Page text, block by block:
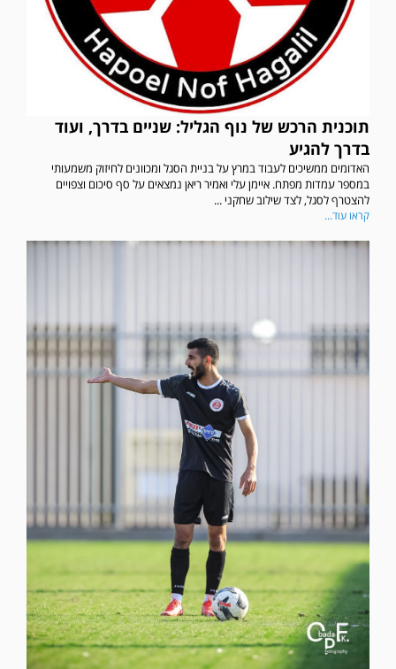
תוכנית הרכש של נוף הגליל: שניים בדרך, ועוד
בדרך להגיע
האדומים ממשיכים לעבוד במרץ על בניית הסגל ומכוונים לחיזוק משמעותי
במספר עמדות מפתח. איימן עלי ואמיר ריאן נמצאים על סף סיכום וצפויים
להצטרף לסגל, לצד שילוב שחקני ...
קראו עוד...